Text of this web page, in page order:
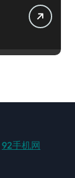
92手机网